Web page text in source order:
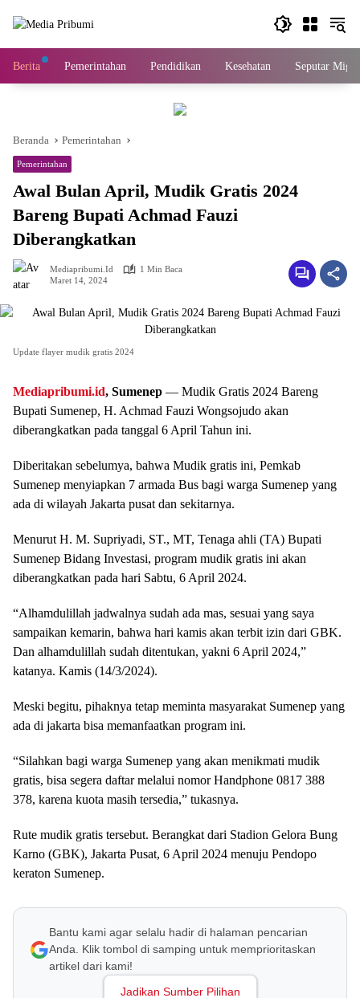
Berita Pemerintahan Pendidikan Kesehatan Seputar Migas
Beranda Pemerintahan
Pemerintahan
Awal Bulan April, Mudik Gratis 2024
Bareng Bupati Achmad Fauzi
Diberangkatkan
Mediapribumi.id
1 Min Baca
Maret 14, 2024
Update flayer mudik gratis 2024
Mediapribumi.id, Sumenep — Mudik Gratis 2024 Bareng
Bupati Sumenep, H. Achmad Fauzi Wongsojudo akan
diberangkatkan pada tanggal 6 April Tahun ini.
Diberitakan sebelumya, bahwa Mudik gratis ini, Pemkab
Sumenep menyiapkan 7 armada Bus bagi warga Sumenep yang
ada di wilayah Jakarta pusat dan sekitarnya.
Menurut H. M. Supriyadi, ST., MT, Tenaga ahli (TA) Bupati
Sumenep Bidang Investasi, program mudik gratis ini akan
diberangkatkan pada hari Sabtu, 6 April 2024.
“Alhamdulillah jadwalnya sudah ada mas, sesuai yang saya
sampaikan kemarin, bahwa hari kamis akan terbit izin dari GBK.
Dan alhamdulillah sudah ditentukan, yakni 6 April 2024,”
katanya. Kamis (14/3/2024).
Meski begitu, pihaknya tetap meminta masyarakat Sumenep yang
ada di jakarta bisa memanfaatkan program ini.
“Silahkan bagi warga Sumenep yang akan menikmati mudik
gratis, bisa segera daftar melalui nomor Handphone 0817 388
378, karena kuota masih tersedia,” tukasnya.
Rute mudik gratis tersebut. Berangkat dari Stadion Gelora Bung
Karno (GBK), Jakarta Pusat, 6 April 2024 menuju Pendopo
keraton Sumenep.
Bantu kami agar selalu hadir di halaman pencarian
Anda. Klik tombol di samping untuk memprioritaskan
artikel dari kami!
Jadikan Sumber Pilihan